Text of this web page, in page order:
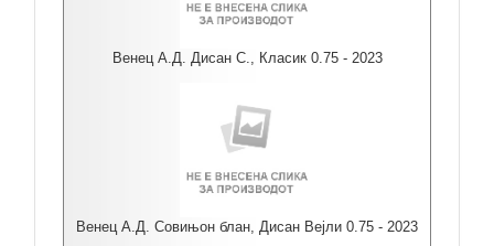
Венец А.Д. Дисан С., Класик 0.75 - 2023
Венец А.Д. Совињон блан, Дисан Вејли 0.75 - 2023